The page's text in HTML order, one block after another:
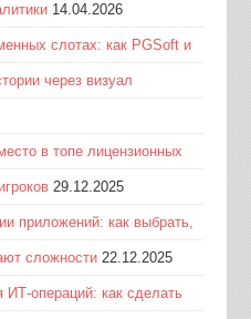
14.04.2026
слотах: как PGSoft и
через визуал
в топе лицензионных
29.12.2025
приложений: как выбрать,
сложности 22.12.2025
ИТ-операций: как сделать